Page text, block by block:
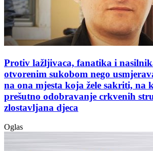
Protiv lažljivaca, fanatika i
otvorenim sukobom nego
na ona mjesta koja žele sakriti, na
prešutno odobravanje crkvenih
zlostavljana djeca
Oglas